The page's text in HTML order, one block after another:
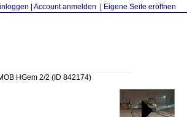
Account anmelden Eigene Seite eröffnen
HGem 2/2 (ID 842174)